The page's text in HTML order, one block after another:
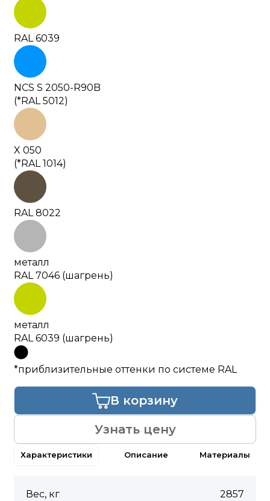
Характеристики Описание Материалы
Вес, кг
2857
RAL 6039
NCS S 2050-R90B
(*RAL 5012)
X 050
(*RAL 1014)
RAL 8022
металл
RAL 7046 (шагрень)
металл
RAL 6039 (шагрень)
*приблизительные оттенки по системе RAL
Узнать цену
В корзину